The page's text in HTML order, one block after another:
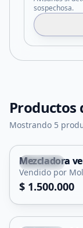
sospechosa.
Productos
Mostrando 5
Capital
Mezcladora
Vendido por
$ 1.500.000